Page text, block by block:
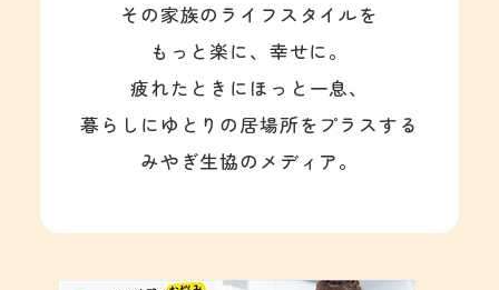
その家族のライフスタイルを
もっと楽に、幸せに。
疲れたときにほっと一息、
暮らしにゆとりの居場所をプラスする
みやぎ生協のメディア。